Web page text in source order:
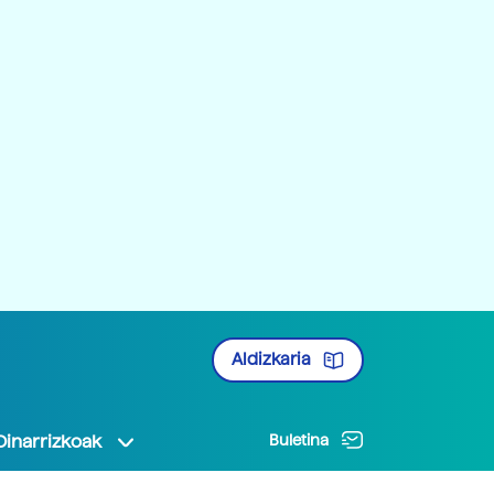
Aldizkaria
Buletina